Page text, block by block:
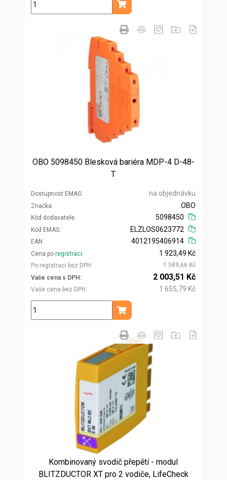
ks
Přidat do košíku
OBO 5098450 Blesková bariéra MDP-4 D-48-
T
Dostupnost EMAS na objednávku
Značka
Kód dodavatele
OBO
5098450
Kód EMAS
EAN
ELZLOS0623772
4012195406914
Cena po registraci
Po registraci bez DPH
1 923,49 Kč
1 589,66 Kč
Vaše cena s DPH
Vaše cena bez DPH
2 003,51 Kč
1 655,79 Kč
ks
Přidat do košíku
Kombinovaný svodič přepětí - modul
BLITZDUCTOR XT pro 2 vodiče, LifeCheck